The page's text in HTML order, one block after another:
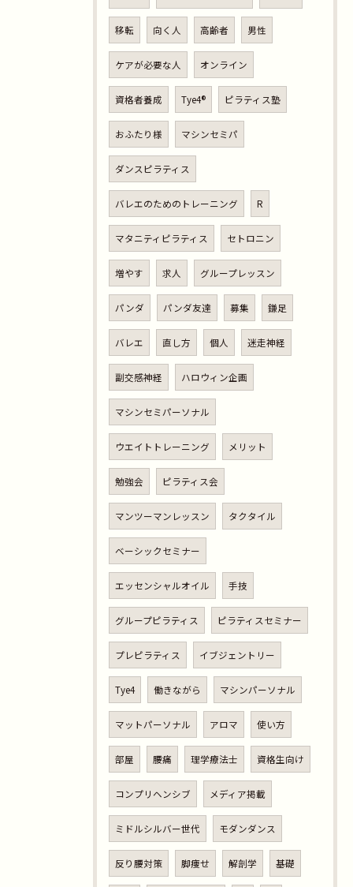
移転 向く人 高齢者 男性
ケアが必要な人 オンライン
資格者養成 Tye4®︎ ピラティス塾
おふたり様 マシンセミパ
ダンスピラティス
バレエのためのトレーニング R
マタニティピラティス セトロニン
増やす 求人 グループレッスン
パンダ パンダ友達 募集 鎌足
バレエ 直し方 個人 迷走神経
副交感神経 ハロウィン企画
マシンセミパーソナル
ウエイトトレーニング メリット
勉強会 ピラティス会
マンツーマンレッスン タクタイル
ベーシックセミナー
エッセンシャルオイル 手技
グループピラティス ピラティスセミナー
プレピラティス イブジェントリー
Tye4 働きながら マシンパーソナル
マットパーソナル アロマ 使い方
部屋 腰痛 理学療法士 資格生向け
コンプリヘンシブ メディア掲載
ミドルシルバー世代 モダンダンス
反り腰対策 脚痩せ 解剖学 基礎